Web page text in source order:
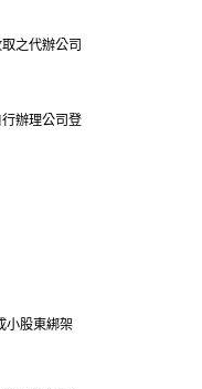
之代辦公司
辦理公司登
小股東綁架